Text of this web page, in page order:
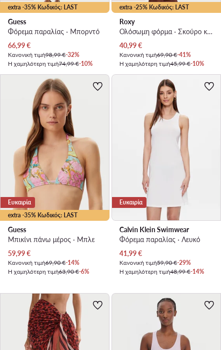
extra -35% Κωδικός: LAST
Guess
Φόρεμα παραλίας · Μπορντό
Τρέχουσα τιμή
66,99€
Κανονική τιμή98,99 €-32%
Η χαμηλότερη τιμή74,99 €-10%
extra -25% Κωδικός: LAST
Roxy
Ολόσωμη φόρμα · Σκούρο καφέ
Τρέχουσα τιμή
40,99€
Κανονική τιμή69,90 €-41%
Η χαμηλότερη τιμή45,99 €-10%
extra -35% Κωδικός: LAST
Ευκαιρία
Guess
Μπικίνι πάνω μέρος · Μπλε
Τρέχουσα τιμή
59,99€
Κανονική τιμή69,90 €-14%
Η χαμηλότερη τιμή63,90 €-6%
Ευκαιρία
Calvin Klein Swimwear
Φόρεμα παραλίας · Λευκό
Τρέχουσα τιμή
41,99€
Κανονική τιμή59,90 €-29%
Η χαμηλότερη τιμή48,99 €-14%